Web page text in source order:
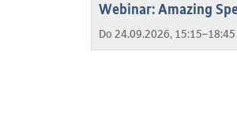
Webinar: Amazing
Do 24.09.2026,